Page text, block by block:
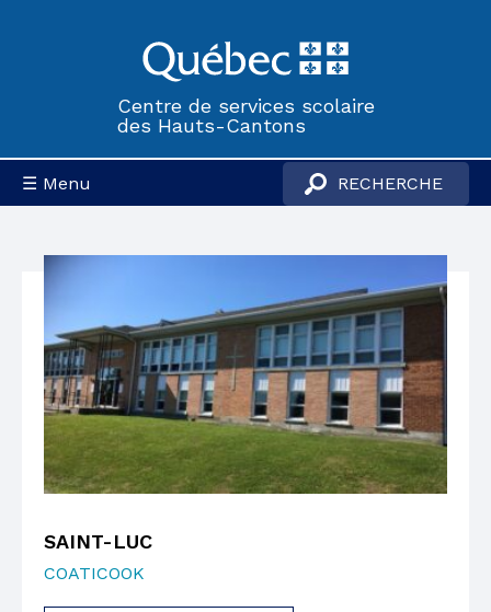
Centre de services scolaire
des Hauts-Cantons
☰ Menu
SAINT-LUC
COATICOOK